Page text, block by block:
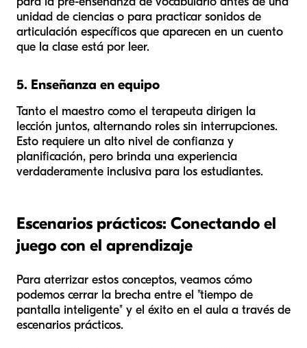
unidad de ciencias o para practicar sonidos de
articulación específicos que aparecen en un cuento
que la clase está por leer.
5. Enseñanza en equipo
Tanto el maestro como el terapeuta dirigen la
lección juntos, alternando roles sin interrupciones.
Esto requiere un alto nivel de confianza y
planificación, pero brinda una experiencia
verdaderamente inclusiva para los estudiantes.
Escenarios prácticos: Conectando el
juego con el aprendizaje
Para aterrizar estos conceptos, veamos cómo
podemos cerrar la brecha entre el "tiempo de
pantalla inteligente" y el éxito en el aula a través de
escenarios prácticos.